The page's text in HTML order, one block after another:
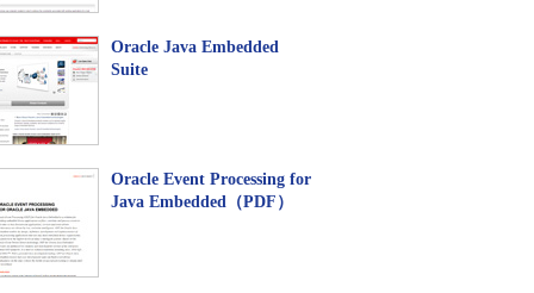
Oracle Java Embedded
Suite
Oracle Event Processing for
Java Embedded（PDF）